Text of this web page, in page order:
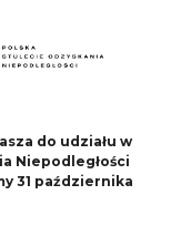
do udziału w
Niepodległości
31 października